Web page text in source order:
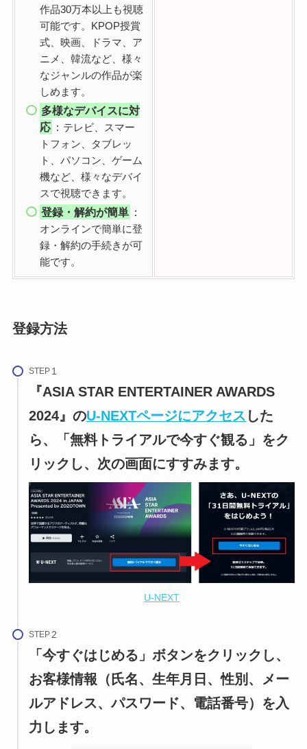
作品30万本以上も視聴
可能です。KPOP授賞
式、映画、ドラマ、ア
ニメ、韓流など、様々
なジャンルの作品が楽
しめます。
多様なデバイスに対
応 ： テレビ、スマー
トフォン、タブレッ
ト、パソコン、ゲーム
機など、様々なデバイ
スで視聴できます。
登録・解約が簡単 ：
オンラインで簡単に登
録・解約の手続きが可
能です。
登録方法
STEP
『ASIA STAR ENTERTAINER AWARDS
2024』 のU-NEXTページにアクセス した
ら、「無料トライアルで今すぐ観る」をク
リックし、次の画面にすすみます。
U-NEXT
STEP
「今すぐはじめる」ボタンをクリックし、
お客様情報（氏名、生年月日、性別、メー
ルアドレス、パスワード、電話番号）を入
力します。